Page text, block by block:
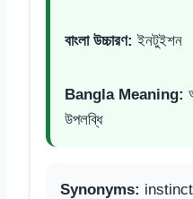
বাংলা উচ্চারণ: ইনটুইশন
Bangla Meaning:
উপলব্ধি
Synonyms: